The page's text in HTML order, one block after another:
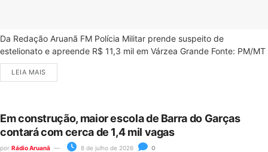
Da Redação Aruanã FM Polícia Militar prende suspeito de
estelionato e apreende R$ 11,3 mil em Várzea Grande Fonte: PM/MT
LEIA MAIS
Em construção, maior escola de Barra do Garças
contará com cerca de 1,4 mil vagas
por Rádio Aruanã 8 de julho de 2026 0